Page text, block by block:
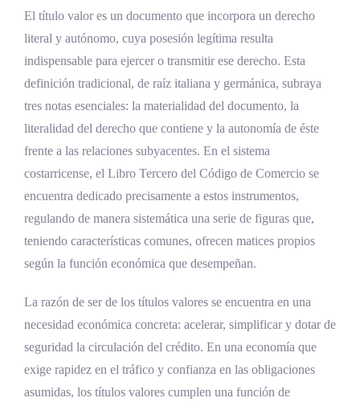
Código Procesal Civil y el proceso monitorio
Líneas jurisprudenciales consolidadas
Rigor formal y suplemento de requisitos
Literalidad, excepciones y distinción entre
Protesto, dispensa y oposición al monitorio
Impacto práctico en Costa Rica
El pagaré en la operativa bancaria
costarricense
El proceso monitorio como canal de cobro
Custodia, endoso bancario y protección del
consumidor
El título valor es un documento que incorpora un derecho
literal y autónomo, cuya posesión legítima resulta
indispensable para ejercer o transmitir ese derecho. Esta
definición tradicional, de raíz italiana y germánica, subraya
tres notas esenciales: la materialidad del documento, la
literalidad del derecho que contiene y la autonomía de éste
frente a las relaciones subyacentes. En el sistema
costarricense, el Libro Tercero del Código de Comercio se
encuentra dedicado precisamente a estos instrumentos,
regulando de manera sistemática una serie de figuras que,
teniendo características comunes, ofrecen matices propios
según la función económica que desempeñan.
La razón de ser de los títulos valores se encuentra en una
necesidad económica concreta: acelerar, simplificar y dotar de
seguridad la circulación del crédito. En una economía que
exige rapidez en el tráfico y confianza en las obligaciones
asumidas, los títulos valores cumplen una función de